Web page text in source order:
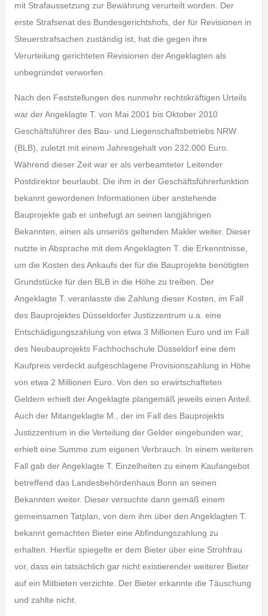
mit Strafaussetzung zur Bewährung verurteilt worden. Der
erste Strafsenat des Bundesgerichtshofs, der für Revisionen in
Steuerstrafsachen zuständig ist, hat die gegen ihre
Verurteilung gerichteten Revisionen der Angeklagten als
unbegründet verworfen.
Nach den Feststellungen des nunmehr rechtskräftigen Urteils
war der Angeklagte T. von Mai 2001 bis Oktober 2010
Geschäftsführer des Bau- und Liegenschaftsbetriebs NRW
(BLB), zuletzt mit einem Jahresgehalt von 232.000 Euro.
Während dieser Zeit war er als verbeamteter Leitender
Postdirektor beurlaubt. Die ihm in der Geschäftsführerfunktion
bekannt gewordenen Informationen über anstehende
Bauprojekte gab er unbefugt an seinen langjährigen
Bekannten, einen als unseriös geltenden Makler weiter. Dieser
nutzte in Absprache mit dem Angeklagten T. die Erkenntnisse,
um die Kosten des Ankaufs der für die Bauprojekte benötigten
Grundstücke für den BLB in die Höhe zu treiben. Der
Angeklagte T. veranlasste die Zahlung dieser Kosten, im Fall
des Bauprojektes Düsseldorfer Justizzentrum u.a. eine
Entschädigungszahlung von etwa 3 Millionen Euro und im Fall
des Neubauprojekts Fachhochschule Düsseldorf eine dem
Kaufpreis verdeckt aufgeschlagene Provisionszahlung in Höhe
von etwa 2 Millionen Euro. Von den so erwirtschafteten
Geldern erhielt der Angeklagte plangemäß jeweils einen Anteil.
Auch der Mitangeklagte M., der im Fall des Bauprojekts
Justizzentrum in die Verteilung der Gelder eingebunden war,
erhielt eine Summe zum eigenen Verbrauch. In einem weiteren
Fall gab der Angeklagte T. Einzelheiten zu einem Kaufangebot
betreffend das Landesbehördenhaus Bonn an seinen
Bekannten weiter. Dieser versuchte dann gemäß einem
gemeinsamen Tatplan, von dem ihm über den Angeklagten T.
bekannt gemachten Bieter eine Abfindungszahlung zu
erhalten. Hierfür spiegelte er dem Bieter über eine Strohfrau
vor, dass ein tatsächlich gar nicht existierender weiterer Bieter
auf ein Mitbieten verzichte. Der Bieter erkannte die Täuschung
und zahlte nicht.